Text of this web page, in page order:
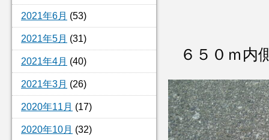
2021年6月 (53)
2021年5月 (31)
2021年4月 (40)
2021年3月 (26)
2020年11月 (17)
2020年10月 (32)
６５０ｍ